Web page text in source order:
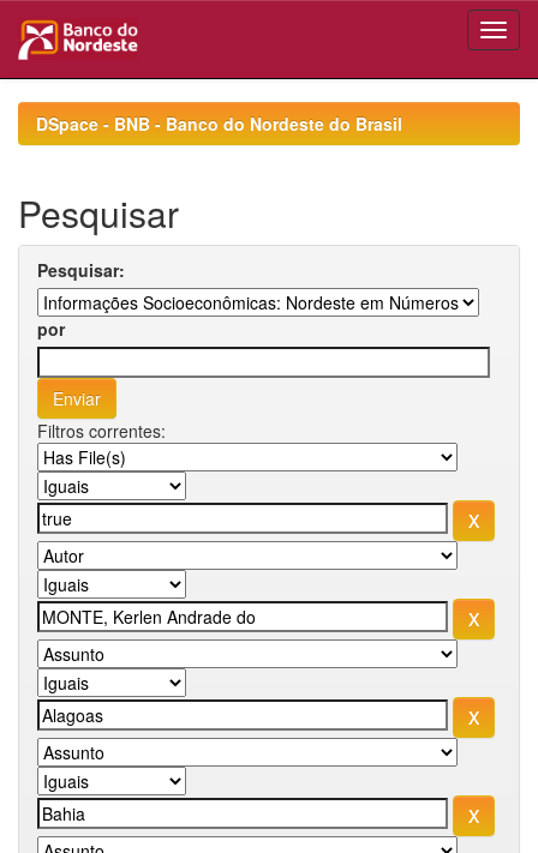
navigationDSpace - BNB - Banco do Nordeste do Brasil
Pesquisar
Pesquisar:
por
Filtros correntes: